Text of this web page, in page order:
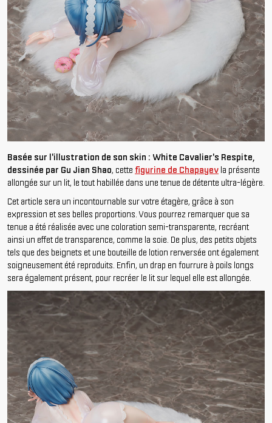
Basée sur l'illustration de son skin : White Cavalier's Respite,
dessinée par Gu Jian Shao, cette figurine de Chapayev la présente
allongée sur un lit, le tout habillée dans une tenue de détente ultra-légère.
Cet article sera un incontournable sur votre étagère, grâce à son
expression et ses belles proportions. Vous pourrez remarquer que sa
tenue a été réalisée avec une coloration semi-transparente, recréant
ainsi un effet de transparence, comme la soie. De plus, des petits objets
tels que des beignets et une bouteille de lotion renversée ont également
soigneusement été reproduits. Enfin, un drap en fourrure à poils longs
sera également présent, pour recréer le lit sur lequel elle est allongée.